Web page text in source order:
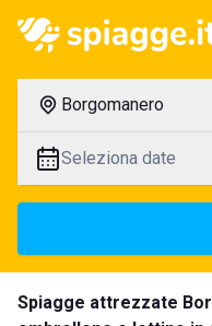
Borgomanero
Seleziona date
Spiagge attrezzate